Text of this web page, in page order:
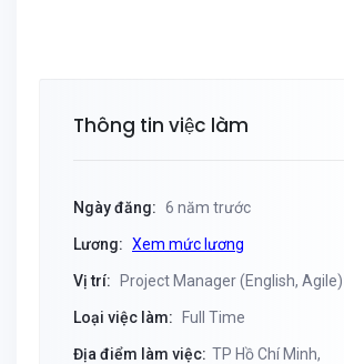
Thông tin việc làm
Ngày đăng: 6 năm trước
Lương: Xem mức lương
Vị trí: Project Manager (English, Agile)
Loại việc làm: Full Time
Địa điểm làm việc: TP Hồ Chí Minh,